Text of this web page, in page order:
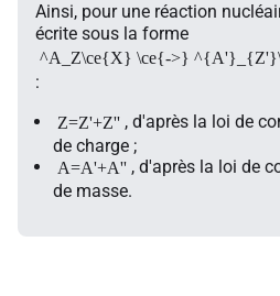
Ainsi, pour une réaction
écrite sous la forme
^A_Z\ce{X} \ce{->}
:
Z=Z'+Z'' , d'après la loi de
de charge ;
A=A'+A'' , d'après la loi de
de masse.